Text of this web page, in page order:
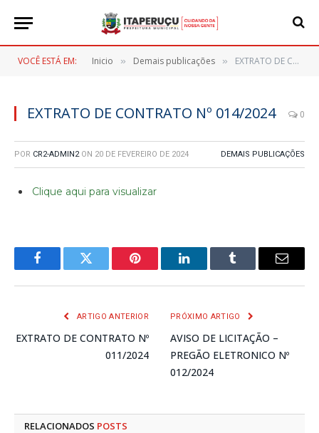
VOCÊ ESTÁ EM: Inicio » Demais publicações » EXTRATO DE CONTRATO Nº 014/2024
EXTRATO DE CONTRATO Nº 014/2024 0
POR CR2-ADMIN2 ON 20 DE FEVEREIRO DE 2024 DEMAIS PUBLICAÇÕES
Clique aqui para visualizar
FacebookTwitter Pinterest LinkedInTumblr
E-
ARTIGO ANTERIOR
EXTRATO DE CONTRATO Nº
011/2024
PRÓXIMO ARTIGO
AVISO DE LICITAÇÃO –
PREGÃO ELETRONICO Nº
012/2024
RELACIONADOS POSTS